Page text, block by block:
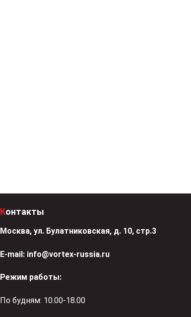
Контакты
Москва, ул. Булатниковская, д. 10, стр.3
Е-mail: info@vortex-russia.ru
Режим работы:
По будням: 10.00-18.00